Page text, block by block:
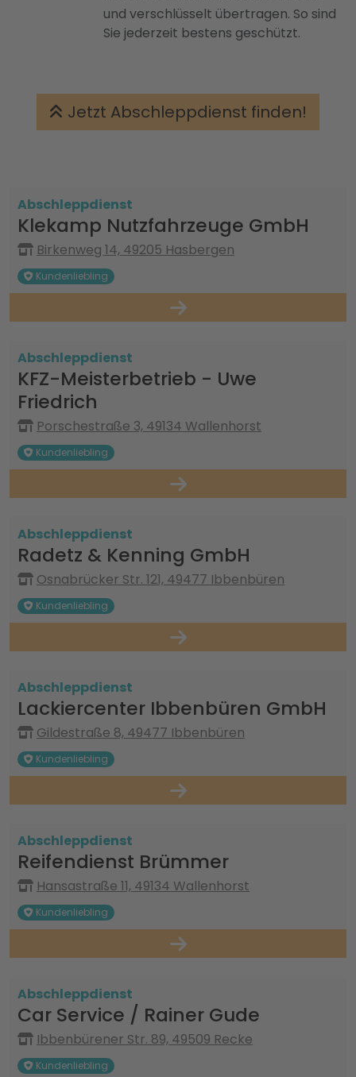
und verschlüsselt übertragen. So sind
Sie jederzeit bestens geschützt.
Jetzt Abschleppdienst finden!
Abschleppdienst
Klekamp Nutzfahrzeuge GmbH
Birkenweg 14, 49205 Hasbergen
Kundenliebling
Abschleppdienst
KFZ-Meisterbetrieb - Uwe
Friedrich
Porschestraße 3, 49134 Wallenhorst
Kundenliebling
Abschleppdienst
Radetz & Kenning GmbH
Osnabrücker Str. 121, 49477 Ibbenbüren
Kundenliebling
Abschleppdienst
Lackiercenter Ibbenbüren GmbH
Gildestraße 8, 49477 Ibbenbüren
Kundenliebling
Abschleppdienst
Reifendienst Brümmer
Hansastraße 11, 49134 Wallenhorst
Kundenliebling
Abschleppdienst
Car Service / Rainer Gude
Ibbenbürener Str. 89, 49509 Recke
Kundenliebling